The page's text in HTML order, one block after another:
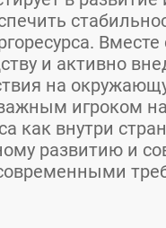
и активно
на
игроком
как внутри
развитию и